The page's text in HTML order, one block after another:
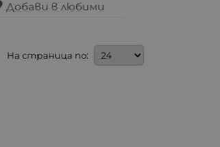
Добави в любими
На страница по: